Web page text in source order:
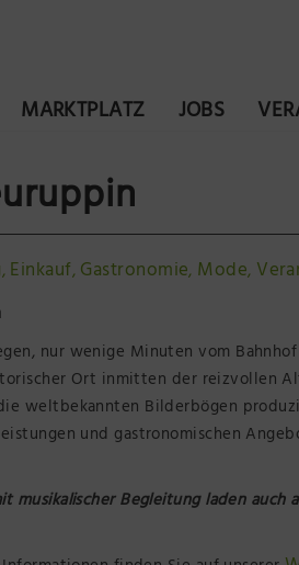
MARKTPLATZ JOBS
,Einkauf,Gastronomie, Mode,
nur wenige Minuten vom
Ort inmitten der reizvollen
weltbekannten Bilderbögen
und gastronomischen
musikalischer Begleitung laden